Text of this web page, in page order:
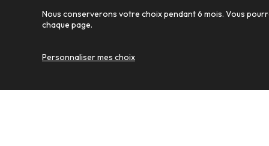
02 40 46 35 56
Bois
Nous conserverons votre choix pendant 6 mois. Vous
chaque page.
Personnaliser mes choix